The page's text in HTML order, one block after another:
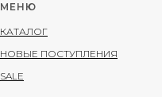
МЕНЮ
КАТАЛОГ
НОВЫЕ ПОСТУПЛЕНИЯ
SALE